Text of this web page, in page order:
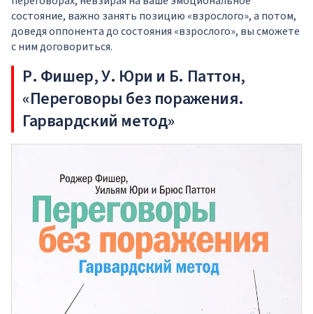
состояние, важно занять позицию «взрослого», а потом,
доведя оппонента до состояния «взрослого», вы сможете
с ним договориться.
Р. Фишер, У. Юри и Б. Паттон,
«Переговоры без поражения.
Гарвардский метод»